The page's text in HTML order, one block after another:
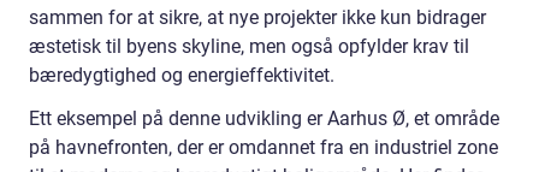
sammen for at sikre, at nye projekter ikke kun bidrager
æstetisk til byens skyline, men også opfylder krav til
bæredygtighed og energieffektivitet.
Ett eksempel på denne udvikling er Aarhus Ø, et område
på havnefronten, der er omdannet fra en industriel zone